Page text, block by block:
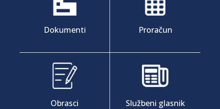
Dokumenti Proračun
Obrasci Službeni glasnik